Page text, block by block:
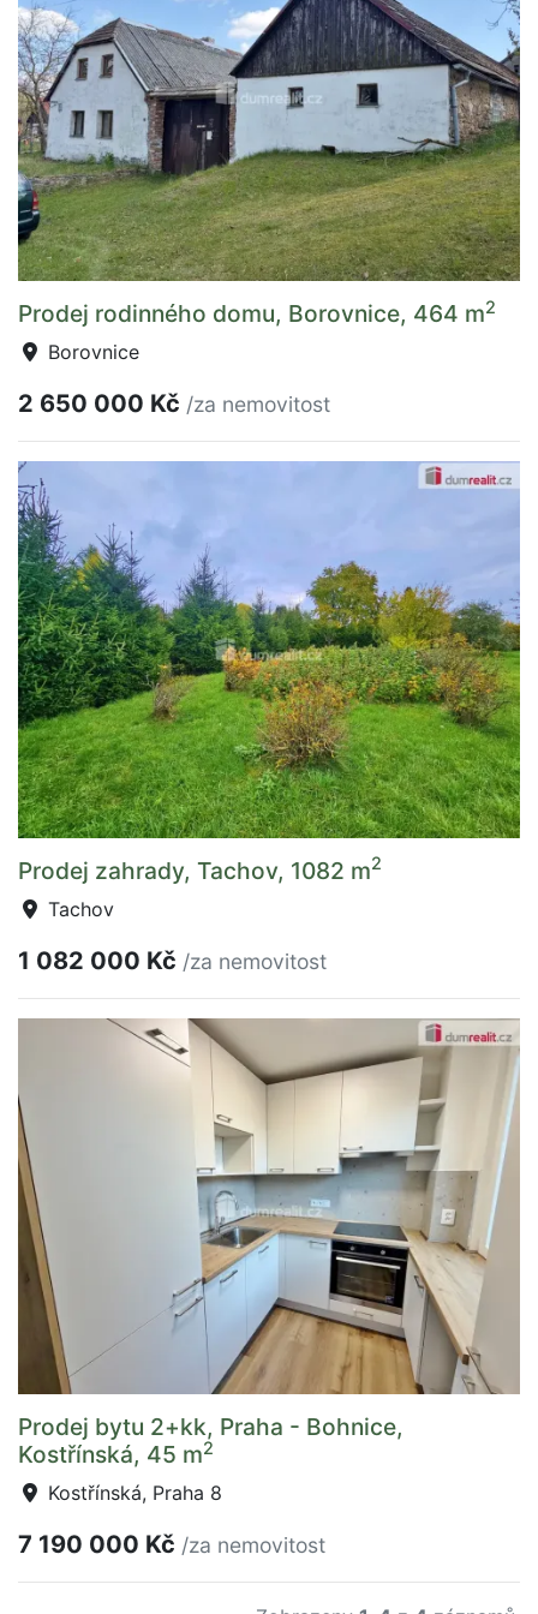
Prodej rodinného domu, Borovnice, 464 m2
Borovnice
2 650 000 Kč /za nemovitost
Prodej zahrady, Tachov, 1082 m2
Tachov
1 082 000 Kč /za nemovitost
Prodej bytu 2+kk, Praha - Bohnice,
Kostřínská, 45 m2
Kostřínská, Praha 8
7 190 000 Kč /za nemovitost